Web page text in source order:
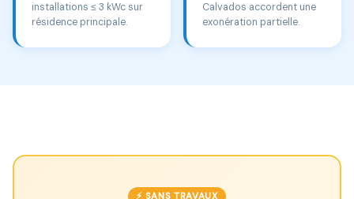
installations ≤ 3 kWc sur
résidence principale.
Calvados accordent une
exonération partielle.
⚡ SANS TRAVAUX